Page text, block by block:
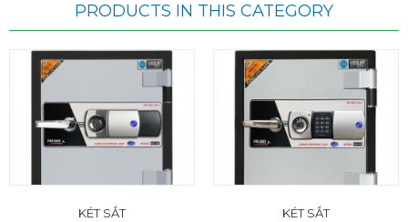
PRODUCTS IN THIS CATEGORY
KÉT SẮT KÉT SẮT